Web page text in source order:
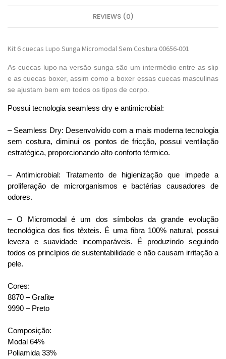
REVIEWS (0)
Kit 6 cuecas Lupo Sunga Micromodal Sem Costura 00656-001
As cuecas lupo na versão sunga são um intermédio entre as slip
e as cuecas boxer, assim como a boxer essas cuecas masculinas
se ajustam bem em todos os tipos de corpo.
Possui tecnologia seamless dry e antimicrobial:
– Seamless Dry: Desenvolvido com a mais moderna tecnologia
sem costura, diminui os pontos de fricção, possui ventilação
estratégica, proporcionando alto conforto térmico.
– Antimicrobial: Tratamento de higienização que impede a
proliferação de microrganismos e bactérias causadores de
odores.
– O Micromodal é um dos símbolos da grande evolução
tecnológica dos fios têxteis. É uma fibra 100% natural, possui
leveza e suavidade incomparáveis. É produzindo seguindo
todos os princípios de sustentabilidade e não causam irritação a
pele.
Cores:
8870 – Grafite
9990 – Preto
Composição:
Modal 64%
Poliamida 33%